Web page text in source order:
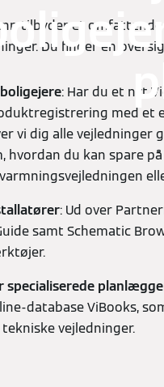
tilbyder et
Du finder en
: Har du et nyt
med et
vi dig alle vejledninger
hvordan du kan spare
: Ud over
samt Schematic
specialiserede
database ViBooks,
vejledninger.